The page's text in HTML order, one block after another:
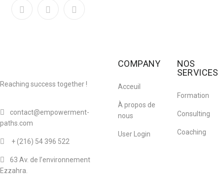
Reaching success together !
contact@empowerment-
paths.com
+ (216) 54 396 522
63 Av. de l’environnement
Ezzahra.
COMPANY
Acceuil
À propos de
nous
User Login
NOS
SERVICES
Formation
Consulting
Coaching